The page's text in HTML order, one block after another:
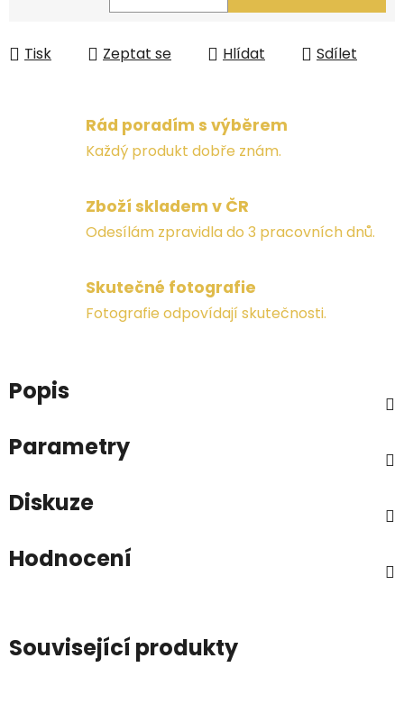
Tisk Zeptat se Hlídat Sdílet
Rád poradím s výběrem
Každý produkt dobře znám.
Zboží skladem v ČR
Odesílám zpravidla do 3 pracovních dnů.
Skutečné fotografie
Fotografie odpovídají skutečnosti.
Popis
Parametry
Diskuze
Hodnocení
Související produkty